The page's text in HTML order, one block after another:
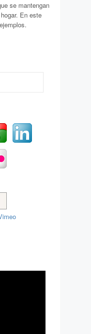
se mantengan
En este